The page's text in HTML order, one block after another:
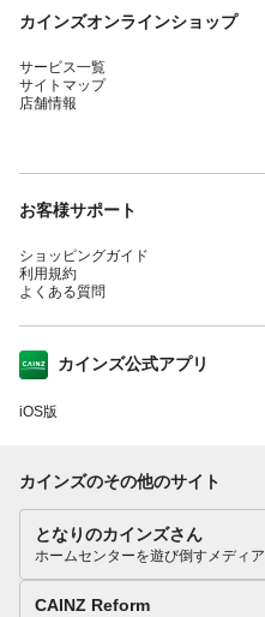
カインズオンラインショップ
サービス一覧
サイトマップ
店舗情報
お客様サポート
ショッピングガイド
利用規約
よくある質問
カインズ公式アプリ
iOS版
カインズのその他のサイト
となりのカインズさん
ホームセンターを遊び倒すメディア
CAINZ Reform